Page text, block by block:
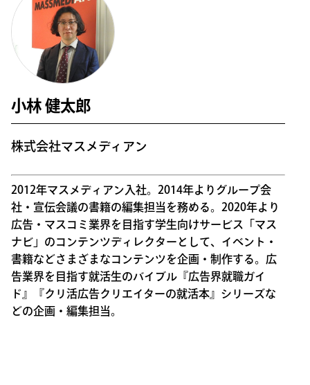
小林 健太郎
株式会社マスメディアン
2012年マスメディアン入社。2014年よりグループ会
社・宣伝会議の書籍の編集担当を務める。2020年より
広告・マスコミ業界を目指す学生向けサービス「マス
ナビ」のコンテンツディレクターとして、イベント・
書籍などさまざまなコンテンツを企画・制作する。広
告業界を目指す就活生のバイブル『広告界就職ガイ
ド』『クリ活広告クリエイターの就活本』シリーズな
どの企画・編集担当。